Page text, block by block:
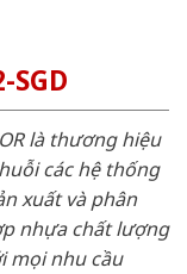
SGD
là thương hiệu
các hệ thống
xuất và phân
nhựa chất lượng
mọi nhu cầu